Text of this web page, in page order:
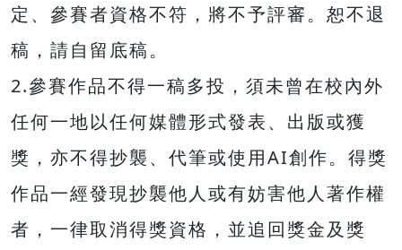
定、參賽者資格不符，將不予評審。恕不退
稿，請自留底稿。
2.參賽作品不得一稿多投，須未曾在校內外
任何一地以任何媒體形式發表、出版或獲
獎，亦不得抄襲、代筆或使用AI創作。得獎
作品一經發現抄襲他人或有妨害他人著作權
者，一律取消得獎資格，並追回獎金及獎